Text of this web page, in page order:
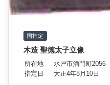
国指定
木造 聖徳太子立像
所在地
水戸市酒門町2056
指定日
大正4年8月10日